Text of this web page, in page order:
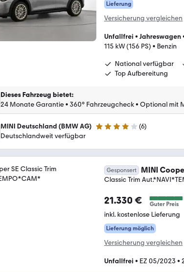
Lieferung
Versicherung vergleichen
Unfallfrei • Jahreswagen
115 kW (156 PS) • Benzin
National verfügbar
Top Aufbereitung
Dieses Fahrzeug bietet:
24 Monate Garantie• 360° Fahrzeugcheck• Optional mit
MINI Deutschland (BMW AG) 4 Sterne (6)
Deutschlandweit verfügbar
Gesponsert MINI
Classic Trim
21.330 € Guter Preis
inkl. kostenlose Lieferung
Lieferung möglich
Versicherung vergleichen
Unfallfrei • EZ 05/2023 •